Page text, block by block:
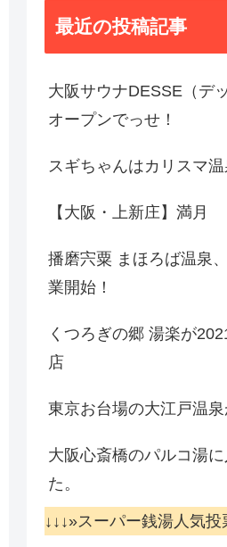
最近の投稿記事
大阪サウナDESSE（デ
オープンでっせ！
スギちゃんはカリスマ
【大阪・上新庄】満月
播磨宍粟 まほろば温泉
業開始！
くつろぎの郷 湯楽が
店
東京お台場の大江戸温
大阪心斎橋のパルコ湯
た。
↓↓↓»スーパー銭湯人気投